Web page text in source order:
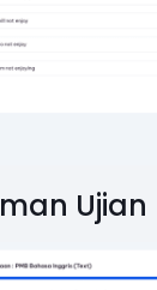
Ujian